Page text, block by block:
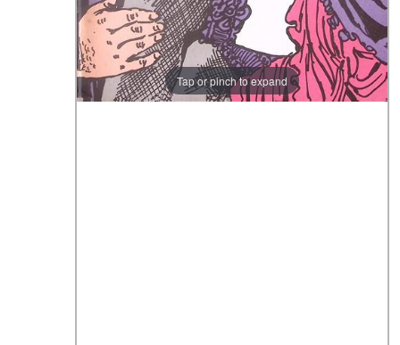
Tap or pinch to expand